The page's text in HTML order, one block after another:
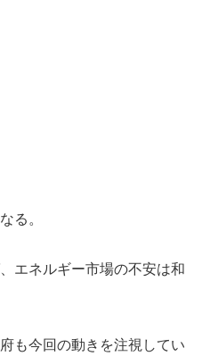
る。
エネルギー市場の不安は和
も今回の動きを注視してい